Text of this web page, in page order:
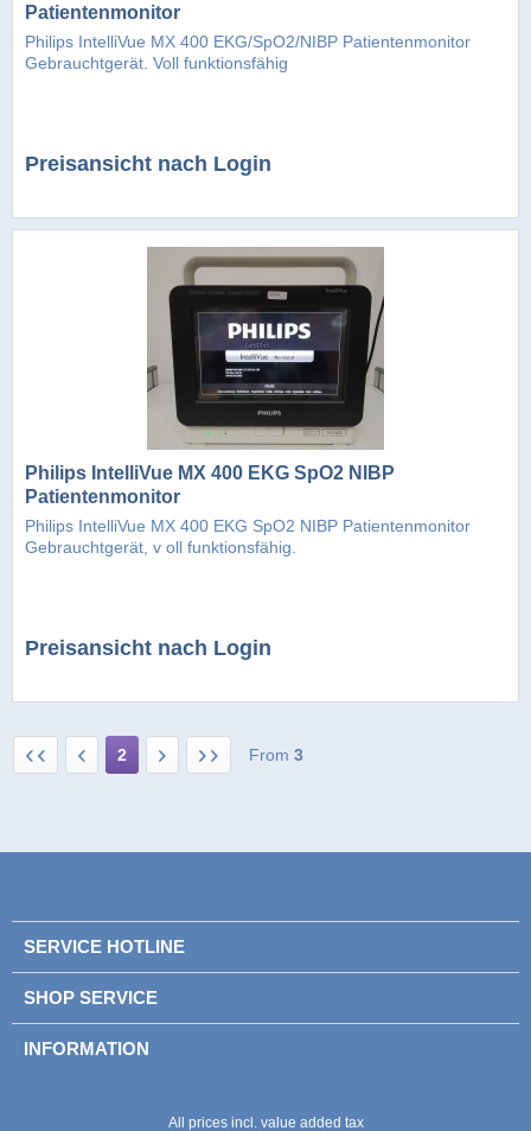
Patientenmonitor
Philips IntelliVue MX 400 EKG/SpO2/NIBP Patientenmonitor
Gebrauchtgerät. Voll funktionsfähig
Preisansicht nach Login
Philips IntelliVue MX 400 EKG SpO2 NIBP
Patientenmonitor
Philips IntelliVue MX 400 EKG SpO2 NIBP Patientenmonitor
Gebrauchtgerät, v oll funktionsfähig.
Preisansicht nach Login
2 From 3
SERVICE HOTLINE
SHOP SERVICE
INFORMATION
All prices incl. value added tax